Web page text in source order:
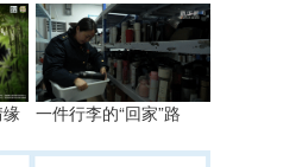
缘 一件行李的“回家”路